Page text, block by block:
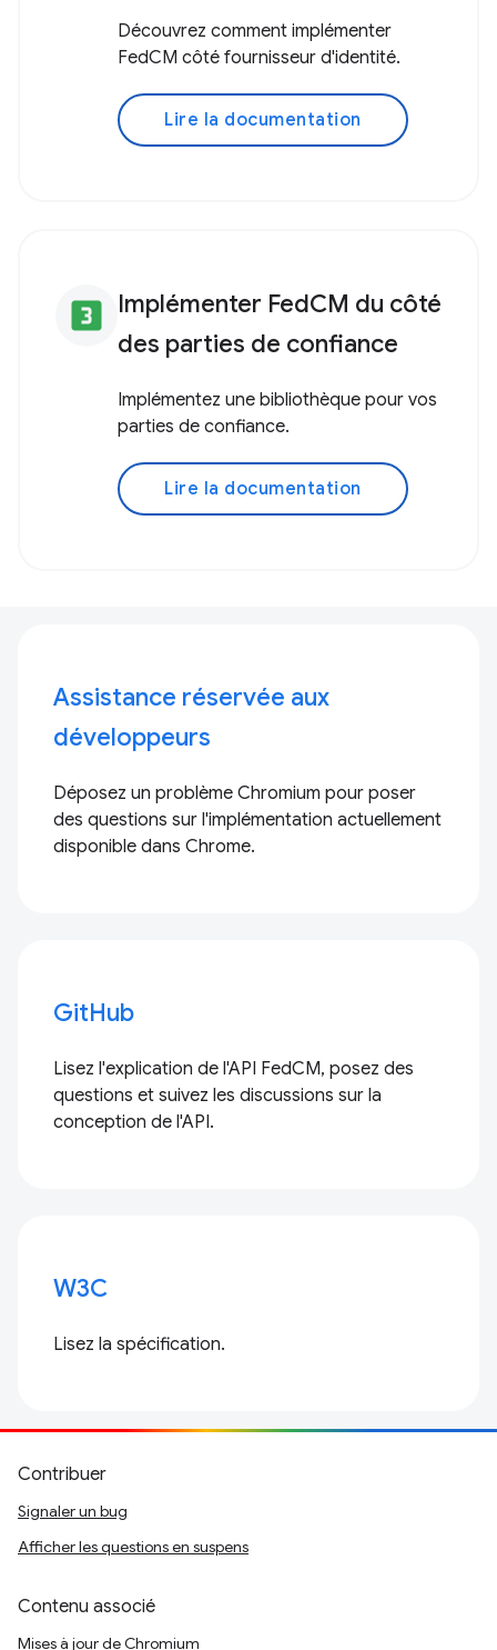
Découvrez comment implémenter
FedCM côté fournisseur d'identité.
Lire la documentation
looks_3 Implémenter FedCM du côté
des parties de confiance
Implémentez une bibliothèque pour vos
parties de confiance.
Lire la documentation
Assistance réservée aux
développeurs
Déposez un problème Chromium pour poser
des questions sur l'implémentation actuellement
disponible dans Chrome.
GitHub
Lisez l'explication de l'API FedCM, posez des
questions et suivez les discussions sur la
conception de l'API.
W3C
Lisez la spécification.
Contribuer
Signaler un bug
Afficher les questions en suspens
Contenu associé
Mises à jour de Chromium